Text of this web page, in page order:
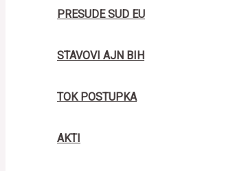
PRESUDE SUD EU
STAVOVI AJN BIH
TOK POSTUPKA
AKTI